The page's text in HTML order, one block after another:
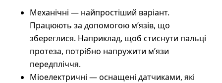
Механічні — найпростіший варіант.
Працюють за допомогою м’язів, що
збереглися. Наприклад, щоб стиснути пальці
протеза, потрібно напружити м’язи
передпліччя.
Міоелектричні — оснащені датчиками, які